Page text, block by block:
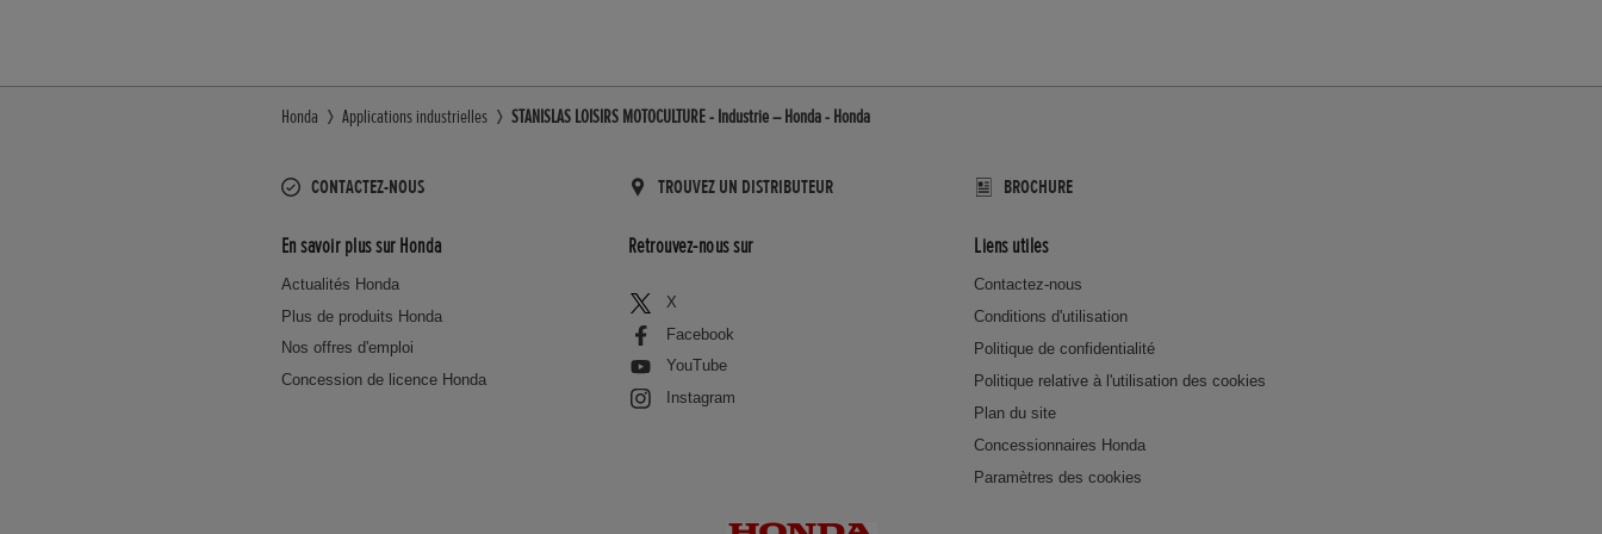
Honda Applications industrielles STANISLAS LOISIRS MOTOCULTURE - Industrie – Honda - Honda
CONTACTEZ-NOUS TROUVEZ UN DISTRIBUTEUR BROCHURE
En savoir plus sur Honda
Actualités Honda
Plus de produits Honda
Nos offres d'emploi
Concession de licence Honda
Retrouvez-nous sur
X
Facebook
YouTube
Instagram
Liens utiles
Contactez-nous
Conditions d'utilisation
Politique de confidentialité
Politique relative à l'utilisation des cookies
Plan du site
Concessionnaires Honda
Paramètres des cookies